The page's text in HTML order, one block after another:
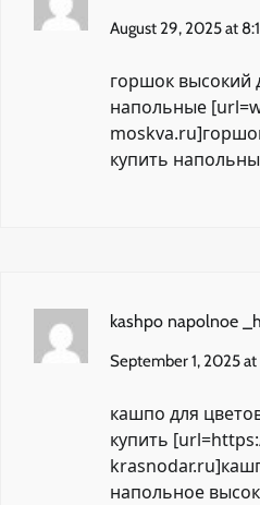
August 29, 2025 at
горшок высокий
напольные
купить
kashpo napolnoe
September 1, 2025 at
кашпо для
купить
напольное